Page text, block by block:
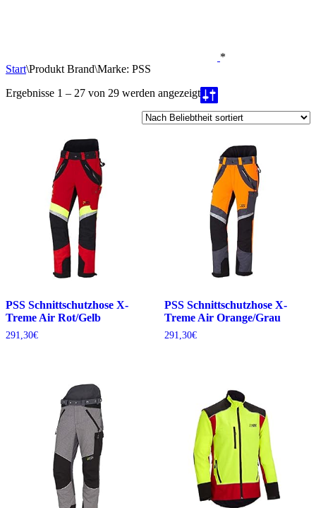
*
Start\Produkt Brand\Marke: PSS
Ergebnisse 1 – 27 von 29 werden angezeigtNach
Beliebtheit
sortiert
PSS Schnittschutzhose X-
Treme Air Rot/Gelb
291,30€
PSS Schnittschutzhose X-
Treme Air Orange/Grau
291,30€